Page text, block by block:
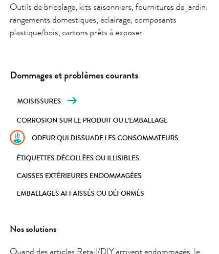
Outils de bricolage, kits saisonniers, fournitures de jardin,
rangements domestiques, éclairage, composants
plastique/bois, cartons prêts à exposer
Dommages et problèmes courants
MOISISSURES
CORROSION SUR LE PRODUIT OU L’EMBALLAGE
ODEUR QUI DISSUADE LES CONSOMMATEURS
ÉTIQUETTES DÉCOLLÉES OU ILLISIBLES
CAISSES EXTÉRIEURES ENDOMMAGÉES
EMBALLAGES AFFAISSÉS OU DÉFORMÉS
Nos solutions